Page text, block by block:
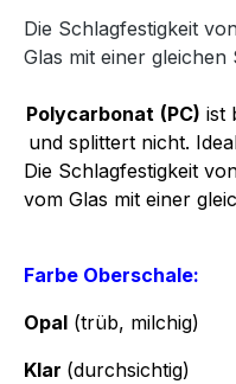
Die Schlagfestigkeit
Glas mit einer gleichen
Polycarbonat (PC) ist
und splittert nicht.
Die Schlagfestigkeit
vom Glas mit einer
Farbe Oberschale:
Opal (trüb, milchig)
Klar (durchsichtig)